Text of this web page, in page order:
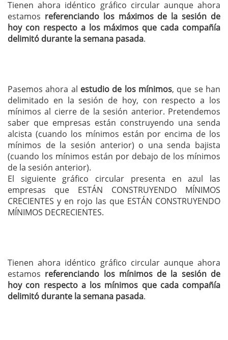
Tienen ahora idéntico gráfico circular aunque ahora
estamos referenciando los máximos de la sesión de
hoy con respecto a los máximos que cada compañía
delimitó durante la semana pasada.
Pasemos ahora al estudio de los mínimos, que se han
delimitado en la sesión de hoy, con respecto a los
mínimos al cierre de la sesión anterior. Pretendemos
saber que empresas están construyendo una senda
alcista (cuando los mínimos están por encima de los
mínimos de la sesión anterior) o una senda bajista
(cuando los mínimos están por debajo de los mínimos
de la sesión anterior).
El siguiente gráfico circular presenta en azul las
empresas que ESTÁN CONSTRUYENDO MÍNIMOS
CRECIENTES y en rojo las que ESTÁN CONSTRUYENDO
MÍNIMOS DECRECIENTES.
Tienen ahora idéntico gráfico circular aunque ahora
estamos referenciando los mínimos de la sesión de
hoy con respecto a los mínimos que cada compañía
delimitó durante la semana pasada.